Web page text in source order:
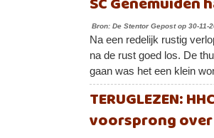
Bron: De Stentor Gepost op 30-11-
Na een redelijk rustig
na de rust goed los. De
gaan was het een klein
TERUGLEZEN:
voorsprong over